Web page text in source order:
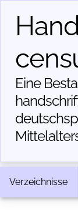
Eine
Verzeichnisse